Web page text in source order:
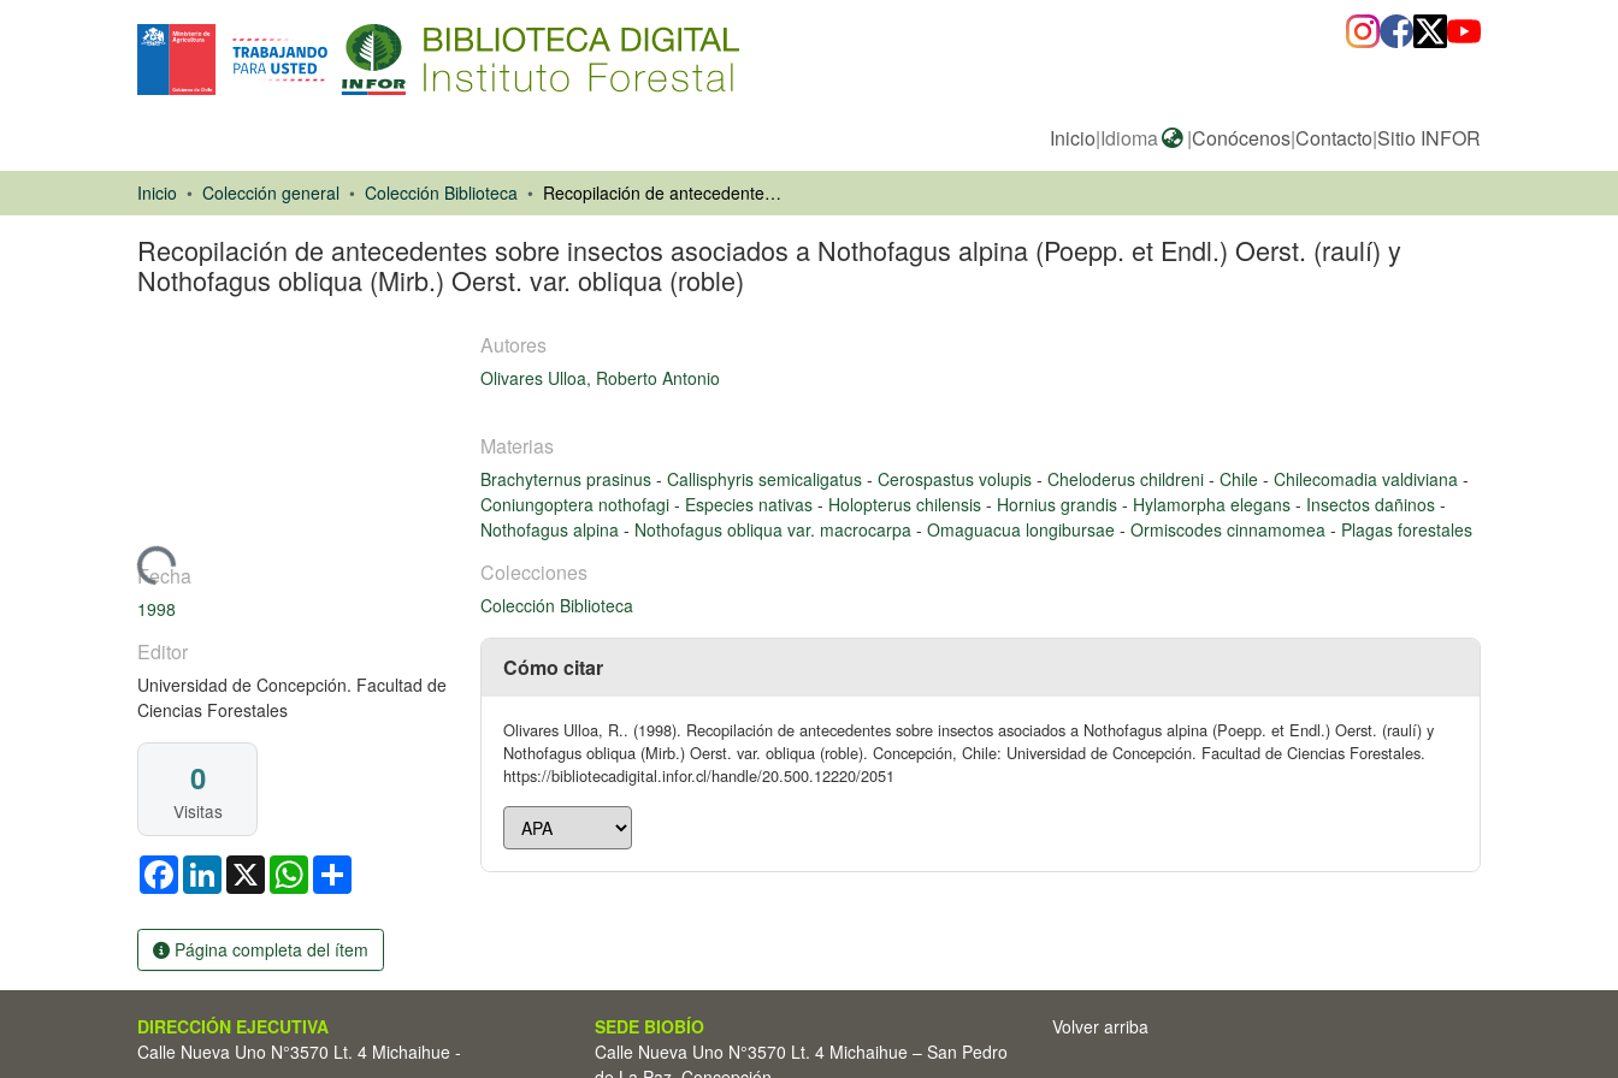
Inicio|Idioma |Conócenos|Contacto|Sitio INFOR
Inicio Colección general Colección Biblioteca Recopilación de antecedentes sobre insectos asociados a Nothofagus alpina (Poepp. et Endl.) Oerst. (raulí) y Nothofagus obliqua (Mirb.) Oerst. var. obliqua (roble)
Recopilación de antecedentes sobre insectos asociados a Nothofagus alpina (Poepp. et Endl.) Oerst. (raulí) y
Nothofagus obliqua (Mirb.) Oerst. var. obliqua (roble)
Cargando...
Fecha
1998
Editor
Universidad de Concepción. Facultad de
Ciencias Forestales
0
Visitas
FacebookLinkedIn
X WhatsApp
Página completa del ítem
Autores
Olivares Ulloa, Roberto Antonio
Materias
Brachyternus prasinus - Callisphyris semicaligatus - Cerospastus volupis - Cheloderus childreni - Chile - Chilecomadia valdiviana -
Coniungoptera nothofagi - Especies nativas - Holopterus chilensis - Hornius grandis - Hylamorpha elegans - Insectos dañinos -
Nothofagus alpina - Nothofagus obliqua var. macrocarpa - Omaguacua longibursae - Ormiscodes cinnamomea - Plagas forestales
Colecciones
Colección Biblioteca
Cómo citar
Olivares Ulloa, R.. (1998). Recopilación de antecedentes sobre insectos asociados a Nothofagus alpina (Poepp. et Endl.) Oerst. (raulí) y
Nothofagus obliqua (Mirb.) Oerst. var. obliqua (roble). Concepción, Chile: Universidad de Concepción. Facultad de Ciencias Forestales.
https://bibliotecadigital.infor.cl/handle/20.500.12220/2051
DIRECCIÓN EJECUTIVA
Calle Nueva Uno N°3570 Lt. 4 Michaihue -
SEDE BIOBÍO
Calle Nueva Uno N°3570 Lt. 4 Michaihue – San Pedro
Volver arriba